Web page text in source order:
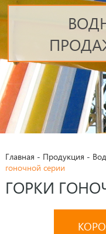
Главная - Продукция -
гоночной серии
ГОРКИ